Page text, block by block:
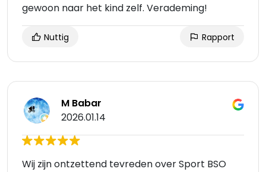
gewoon naar het kind zelf. Verademing!
Nuttig Rapport
M Babar
2026.01.14
Wij zijn ontzettend tevreden over Sport BSO